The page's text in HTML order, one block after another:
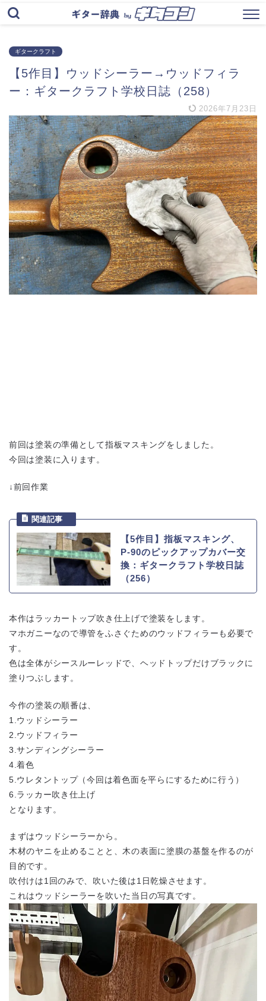
ギタークラフト
【5作目】ウッドシーラー→ウッドフィラ
ー：ギタークラフト学校日誌（258）
2026年7月23日
前回は塗装の準備として指板マスキングをしました。
今回は塗装に入ります。
↓前回作業
【5作目】指板マスキング、
P-90のピックアップカバー交
換：ギタークラフト学校日誌
（256）
本作はラッカートップ吹き仕上げで塗装をします。
マホガニーなので導管をふさぐためのウッドフィラーも必要で
す。
色は全体がシースルーレッドで、ヘッドトップだけブラックに
塗りつぶします。
今作の塗装の順番は、
1.ウッドシーラー
2.ウッドフィラー
3.サンディングシーラー
4.着色
5.ウレタントップ（今回は着色面を平らにするために行う）
6.ラッカー吹き仕上げ
となります。
まずはウッドシーラーから。
木材のヤニを止めることと、木の表面に塗膜の基盤を作るのが
目的です。
吹付けは1回のみで、吹いた後は1日乾燥させます。
これはウッドシーラーを吹いた当日の写真です。